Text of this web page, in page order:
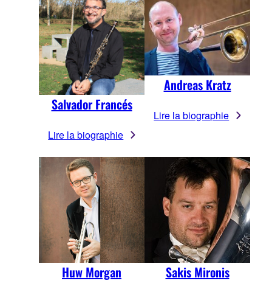
Salvador Francés
Lire la biographie
Andreas Kratz
Lire la biographie
Huw Morgan Sakis Mironis